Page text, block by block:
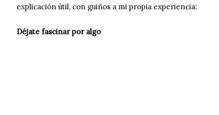
explicación útil, con guiños a mi propia experiencia:
Déjate fascinar por algo